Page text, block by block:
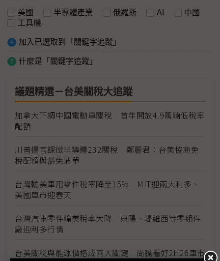
美國 半導體產業 俄羅斯 AI
中國
工具機
加入已選取到「關鍵字追蹤」
什麼是「關鍵字追蹤」
議題精選－台美關稅大追蹤
加拿大下調中國電動車關稅 首年開放4.9萬輛低稅率
配額
川普揚言課徵半導體232關稅 鄭麗君：台美協商免
稅配額與豁免清單
台灣輸美車用零件稅率降至15% MIT迎兩大利多、
美國車市迎春天
台灣汽車零件輸美稅率大降 東陽、堤維西等零組件
廠迎利多行情
台美關稅與能源價格成兩大關鍵 尚騰看好2H26車市